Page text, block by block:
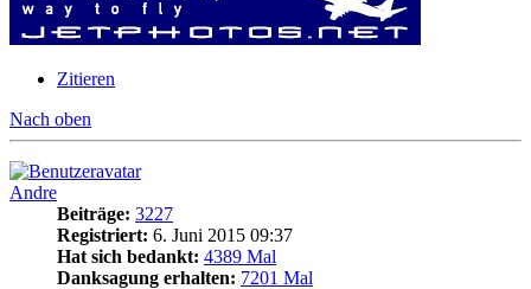
Zitieren
Nach oben
Andre
Beiträge: 3227
Registriert: 6. Juni 2015 09:37
Hat sich bedankt: 4389 Mal
Danksagung erhalten: 7201 Mal